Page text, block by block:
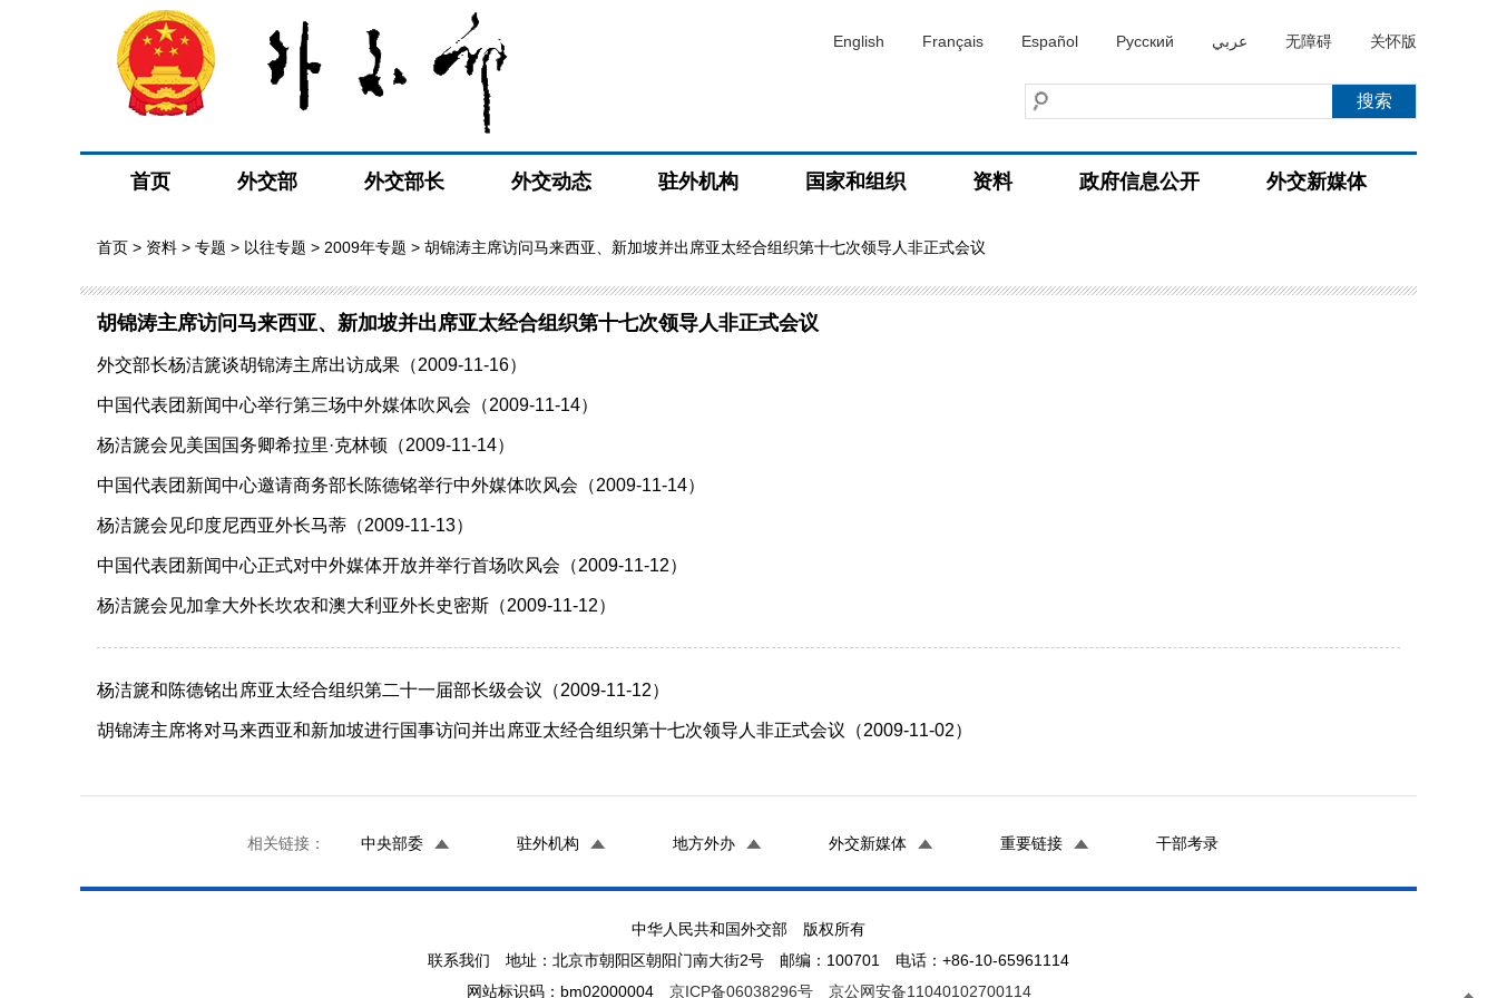
English Français Español Русский عربي 无障碍 关怀版
首页 外交部 外交部长 外交动态 驻外机构 国家和组织 资料 政府信息公开 外交新媒体
首页 > 资料 > 专题 > 以往专题 > 2009年专题 > 胡锦涛主席访问马来西亚、新加坡并出席亚太经合组织第十七次领导人非正式会议
胡锦涛主席访问马来西亚、新加坡并出席亚太经合组织第十七次领导人非正式会议
外交部长杨洁篪谈胡锦涛主席出访成果（2009-11-16）
中国代表团新闻中心举行第三场中外媒体吹风会（2009-11-14）
杨洁篪会见美国国务卿希拉里·克林顿（2009-11-14）
中国代表团新闻中心邀请商务部长陈德铭举行中外媒体吹风会（2009-11-14）
杨洁篪会见印度尼西亚外长马蒂（2009-11-13）
中国代表团新闻中心正式对中外媒体开放并举行首场吹风会（2009-11-12）
杨洁篪会见加拿大外长坎农和澳大利亚外长史密斯（2009-11-12）
杨洁篪和陈德铭出席亚太经合组织第二十一届部长级会议（2009-11-12）
胡锦涛主席将对马来西亚和新加坡进行国事访问并出席亚太经合组织第十七次领导人非正式会议（2009-11-02）
相关链接： 中央部委 驻外机构 地方外办 外交新媒体 重要链接 干部考录
中华人民共和国外交部 版权所有
联系我们 地址：北京市朝阳区朝阳门南大街2号 邮编：100701 电话：+86-10-65961114
网站标识码：bm02000004 京ICP备06038296号 京公网安备11040102700114